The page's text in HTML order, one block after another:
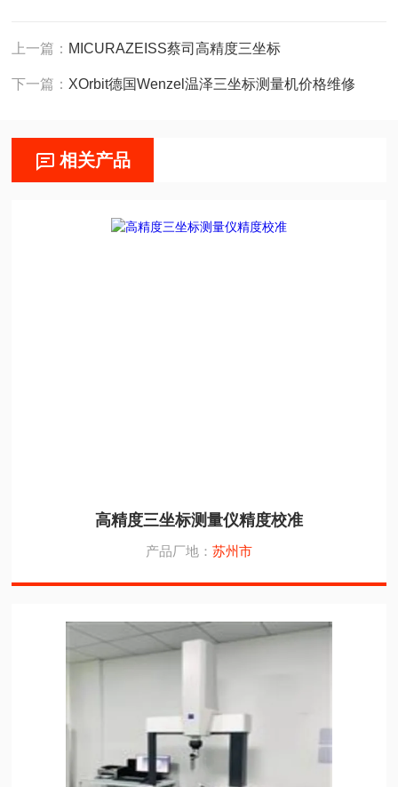
上一篇： MICURAZEISS蔡司高精度三坐标
下一篇： XOrbit德国Wenzel温泽三坐标测量机价格维修
相关产品
高精度三坐标测量仪精度校准
产品厂地： 苏州市